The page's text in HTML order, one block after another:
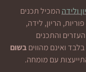
ולידה המכיל תכנים
הריון, לידה,
והתכנים
ואינם מהוויםבשום
עם מומחה.